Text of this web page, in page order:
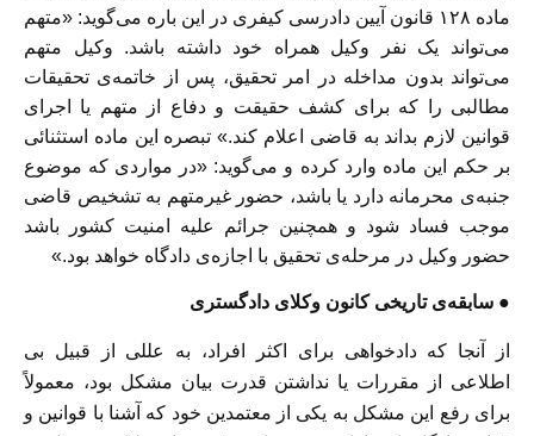
ماده ۱۲۸ قانون آیین دادرسی کیفری در این باره می‌گوید: «متهم
می‌تواند یک نفر وکیل همراه خود داشته باشد. وکیل متهم
می‌تواند بدون مداخله در امر تحقیق، پس از خاتمه‌ی تحقیقات
مطالبی را که برای کشف حقیقت و دفاع از متهم یا اجرای
قوانین لازم بداند به قاضی اعلام کند.» تبصره این ماده استثنائی
بر حکم این ماده وارد کرده و می‌گوید: «در مواردی که موضوع
جنبه‌ی محرمانه دارد یا باشد، حضور غیرمتهم به تشخیص قاضی
موجب فساد شود و همچنین جرائم علیه امنیت کشور باشد
حضور وکیل در مرحله‌ی تحقیق با اجازه‌ی دادگاه خواهد بود.»
● سابقه‌ی تاریخی کانون وکلای دادگستری
از آنجا که دادخواهی برای اکثر افراد، به عللی از قبیل بی
اطلاعی از مقررات یا نداشتن قدرت بیان مشکل بود، معمولاً
برای رفع این مشکل به یکی از معتمدین خود که آشنا با قوانین و